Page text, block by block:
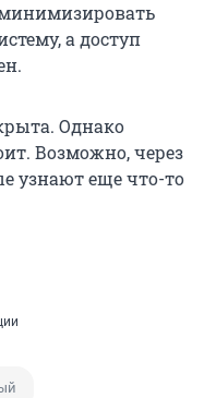
а доступ
Однако
Возможно, через
узнают еще что-то